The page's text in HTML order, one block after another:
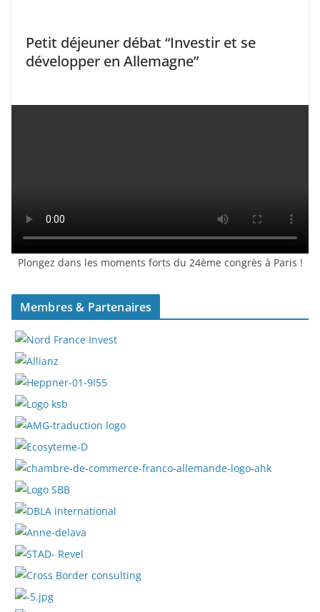
Petit déjeuner débat “Investir et se
développer en Allemagne”
Plongez dans les moments forts du 24ème congrès à Paris !
Membres & Partenaires